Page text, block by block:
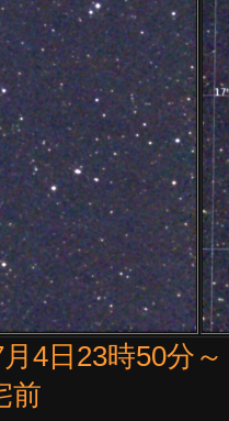
月4日23時50分
前